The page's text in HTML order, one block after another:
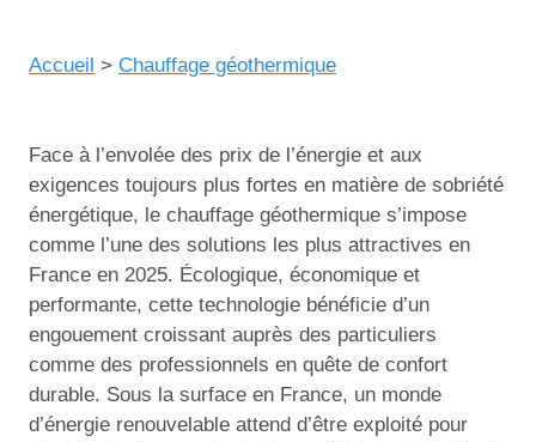
Accueil > Chauffage géothermique
Face à l’envolée des prix de l’énergie et aux
exigences toujours plus fortes en matière de sobriété
énergétique, le chauffage géothermique s’impose
comme l’une des solutions les plus attractives en
France en 2025. Écologique, économique et
performante, cette technologie bénéficie d’un
engouement croissant auprès des particuliers
comme des professionnels en quête de confort
durable. Sous la surface en France, un monde
d’énergie renouvelable attend d’être exploité pour